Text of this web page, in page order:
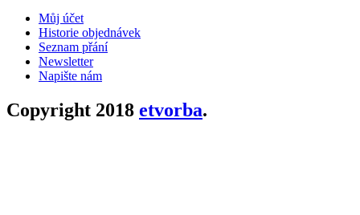
Můj účet
Historie objednávek
Seznam přání
Newsletter
Napište nám
Copyright 2018 etvorba.